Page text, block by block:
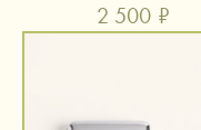
2 500 ₽